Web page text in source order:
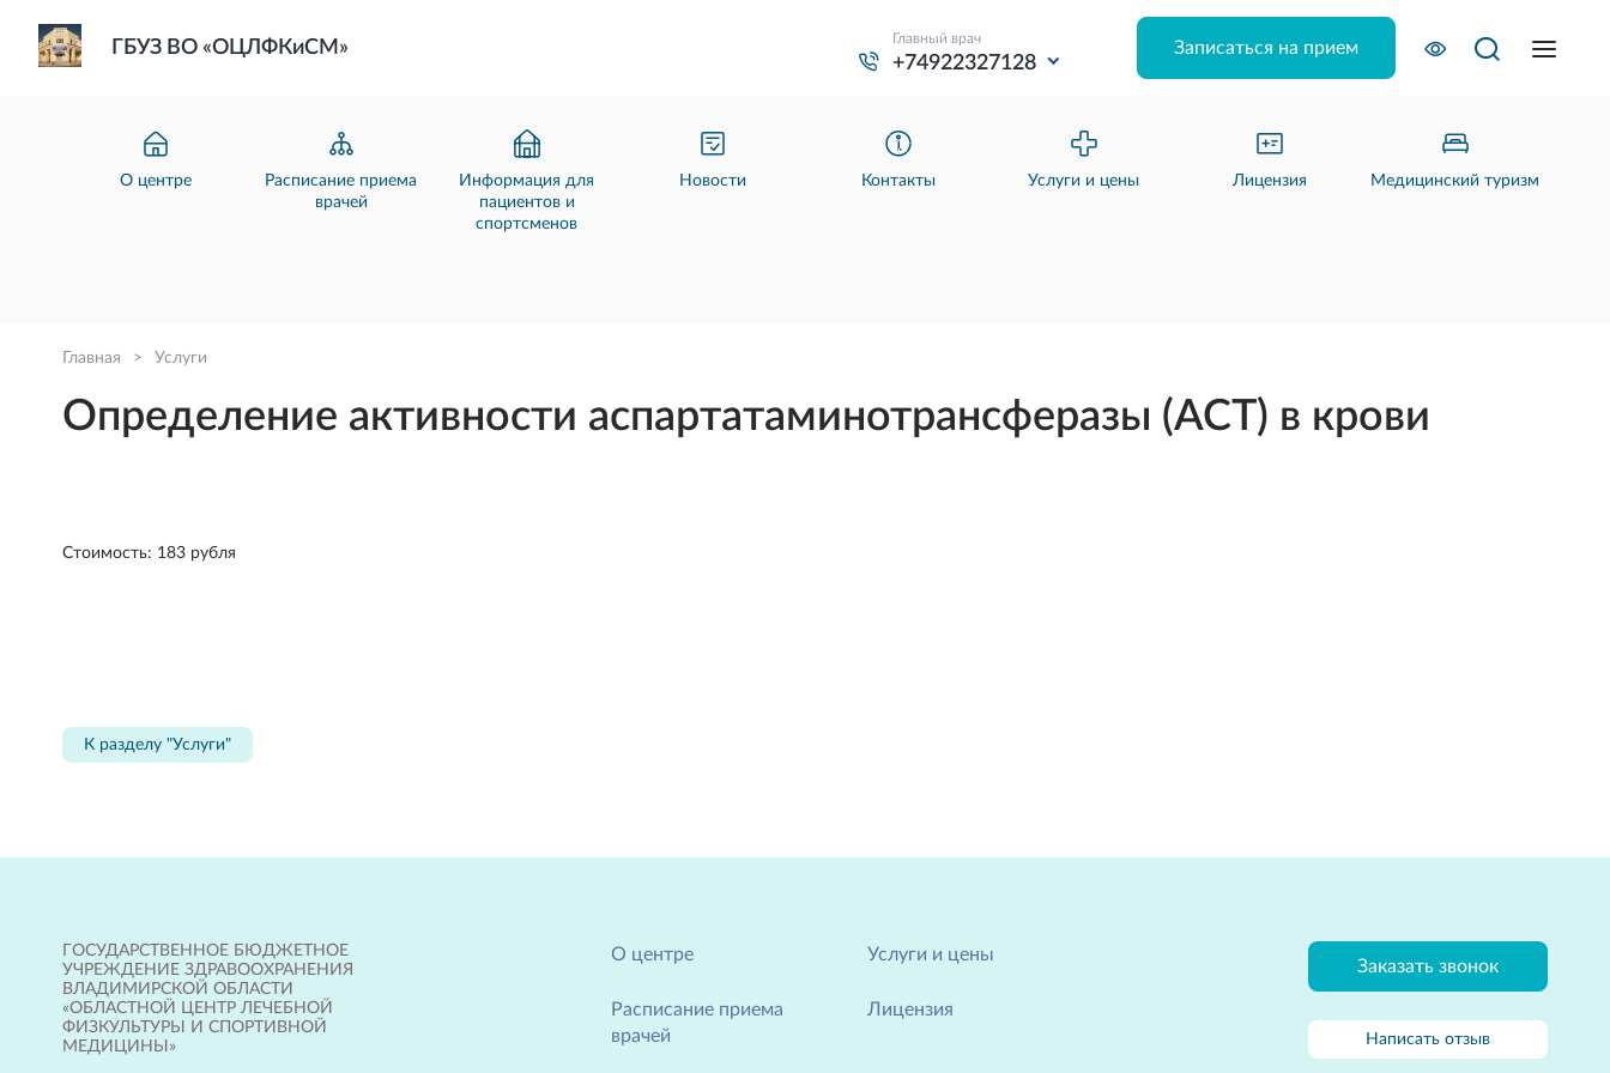
О центре
Расписание приема
врачей
Информация для
пациентов и
спортсменов
Новости Контакты Услуги и цены Лицензия Медицинский туризм
Главная > Услуги
Определение активности аспартатаминотрансферазы (АСТ) в крови
Стоимость: 183 рубля
К разделу "Услуги"
ГБУЗ ВО «ОЦЛФКиСМ» Главный врач
+74922327128
Записаться на прием
ГОСУДАРСТВЕННОЕ БЮДЖЕТНОЕ
УЧРЕЖДЕНИЕ ЗДРАВООХРАНЕНИЯ
ВЛАДИМИРСКОЙ ОБЛАСТИ
«ОБЛАСТНОЙ ЦЕНТР ЛЕЧЕБНОЙ
ФИЗКУЛЬТУРЫ И СПОРТИВНОЙ
МЕДИЦИНЫ»
О центре
Расписание приема
врачей
Услуги и цены
Лицензия
Заказать звонок
Написать отзыв